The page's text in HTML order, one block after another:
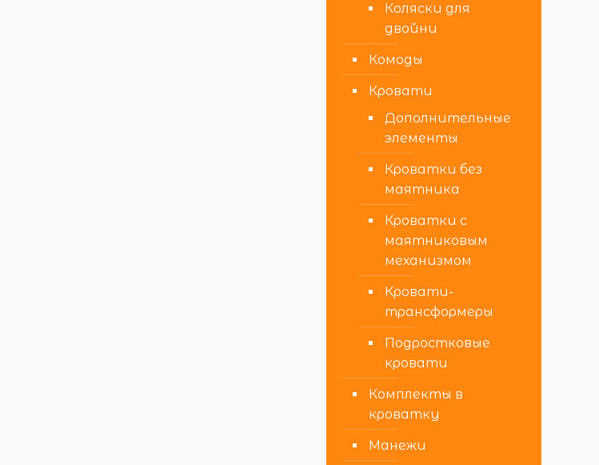
Коляски для
двойни
Комоды
Кровати
Дополнительные
элементы
Кроватки без
маятника
Кроватки с
маятниковым
механизмом
Кровати-
трансформеры
Подростковые
кровати
Комплекты в
кроватку
Манежи